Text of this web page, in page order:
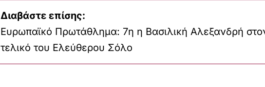
Διαβάστε επίσης:
Ευρωπαϊκό Πρωτάθλημα: 7η η Βασιλική Αλεξανδρή
τελικό του Ελεύθερου Σόλο